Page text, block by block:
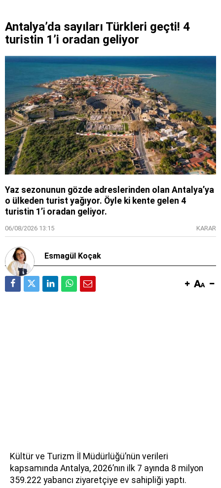
Antalya’da sayıları Türkleri geçti! 4
turistin 1’i oradan geliyor
Yaz sezonunun gözde adreslerinden olan Antalya’ya
o ülkeden turist yağıyor. Öyle ki kente gelen 4
turistin 1’i oradan geliyor.
06/08/2026 13:15 KARAR
Esmagül Koçak
Kültür ve Turizm İl Müdürlüğü’nün verileri
kapsamında Antalya, 2026’nın ilk 7 ayında 8 milyon
359.222 yabancı ziyaretçiye ev sahipliği yaptı.